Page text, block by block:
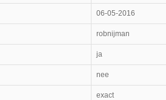
06-05-2016
robnijman
ja
nee
exact